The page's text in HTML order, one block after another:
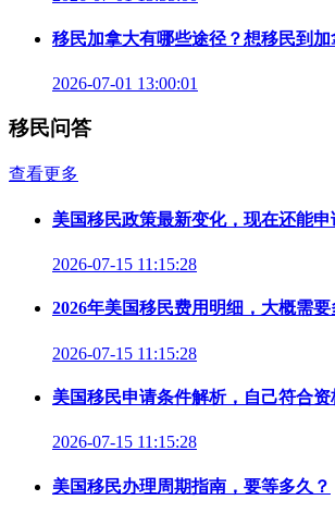
移民加拿大有哪些途径？想移民到
2026-07-01 13:00:01
移民问答
查看更多
美国移民政策最新变化，现在还能申
2026-07-15 11:15:28
2026年美国移民费用明细，大概需要
2026-07-15 11:15:28
美国移民申请条件解析，自己符合资
2026-07-15 11:15:28
美国移民办理周期指南，要等多久？